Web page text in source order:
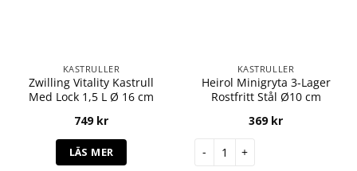
KASTRULLER
Zwilling Vitality Kastrull
Med Lock 1,5 L Ø 16 cm
749 kr
LÄS MER
KASTRULLER
Heirol Minigryta 3-Lager
Rostfritt Stål Ø10 cm
369 kr